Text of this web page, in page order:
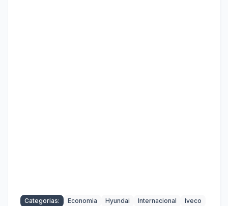
Categorias: Economia Hyundai Internacional
Iveco